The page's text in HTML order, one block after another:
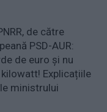
de către
PSD-AUR:
de euro și nu
Explicațiile
ministrului